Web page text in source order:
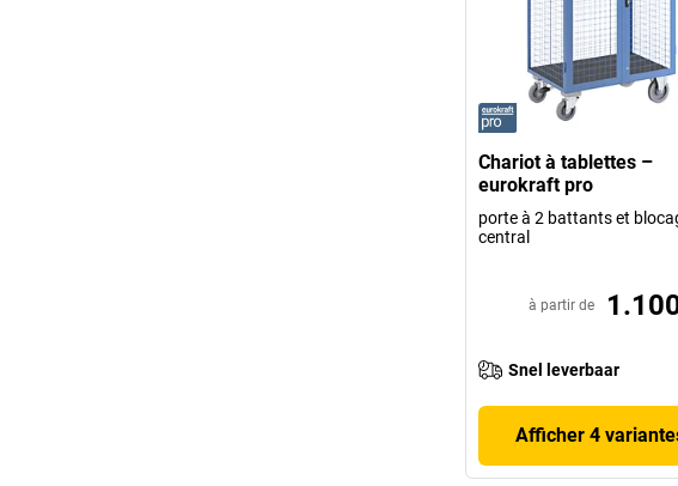
Chariot à tablettes –
eurokraft pro
porte à 2 battants et
central
à partir de
Snel leverbaar
Afficher 4